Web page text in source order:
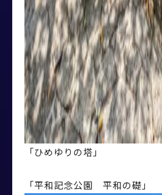
「ひめゆりの塔」
「平和記念公園 平和の礎」